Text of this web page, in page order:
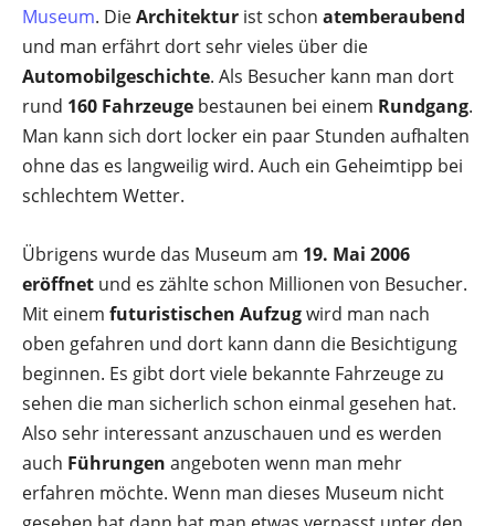
Museum. DieArchitektur ist schon atemberaubend
und man erfährt dort sehr vieles über die
Automobilgeschichte. Als Besucher kann man dort
rund 160 Fahrzeuge bestaunen bei einem Rundgang.
Man kann sich dort locker ein paar Stunden aufhalten
ohne das es langweilig wird. Auch ein Geheimtipp bei
schlechtem Wetter.
Übrigens wurde das Museum am 19. Mai 2006
eröffnet und es zählte schon Millionen von Besucher.
Mit einem futuristischen Aufzugwird man nach
oben gefahren und dort kann dann die Besichtigung
beginnen. Es gibt dort viele bekannte Fahrzeuge zu
sehen die man sicherlich schon einmal gesehen hat.
Also sehr interessant anzuschauen und es werden
auch Führungen angeboten wenn man mehr
erfahren möchte. Wenn man dieses Museum nicht